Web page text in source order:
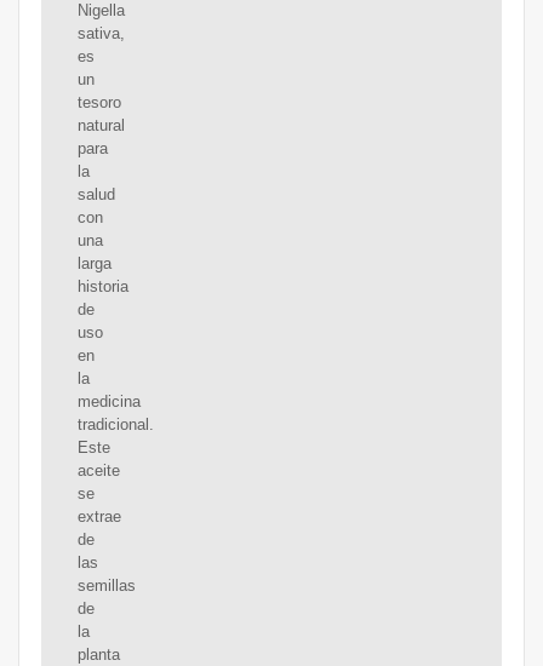
Nigella
sativa,
es
un
tesoro
natural
para
la
salud
con
una
larga
historia
de
uso
en
la
medicina
tradicional.
Este
aceite
se
extrae
de
las
semillas
de
la
planta